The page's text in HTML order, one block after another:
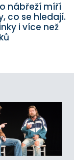
nábřeží míří
co se hledají.
i více než